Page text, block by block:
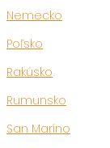
Nemecko
Poľsko
Rakúsko
Rumunsko
San Maríno